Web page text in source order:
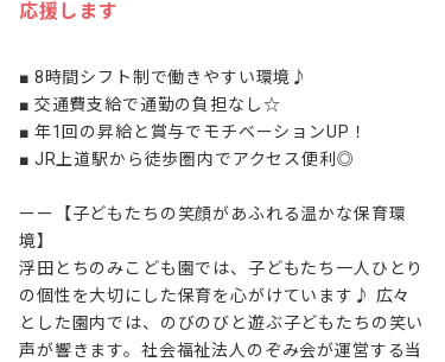
応援します
■ 8時間シフト制で働きやすい環境♪
■ 交通費支給で通勤の負担なし☆
■ 年1回の昇給と賞与でモチベーションUP！
■ JR上道駅から徒歩圏内でアクセス便利◎
ーー【子どもたちの笑顔があふれる温かな保育環
境】
浮田とちのみこども園では、子どもたち一人ひとり
の個性を大切にした保育を心がけています♪ 広々
とした園内では、のびのびと遊ぶ子どもたちの笑い
声が響きます。社会福祉法人のぞみ会が運営する当